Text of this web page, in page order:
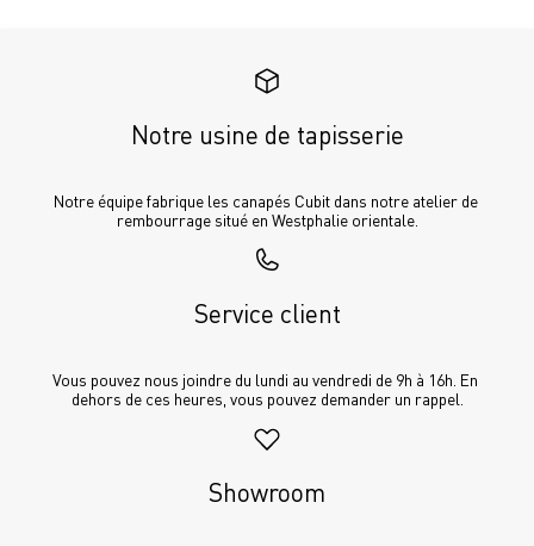
Notre usine de tapisserie
Notre équipe fabrique les canapés Cubit dans notre atelier de
rembourrage situé en Westphalie orientale.
Service client
Vous pouvez nous joindre du lundi au vendredi de 9h à 16h. En
dehors de ces heures, vous pouvez demander un rappel.
Showroom